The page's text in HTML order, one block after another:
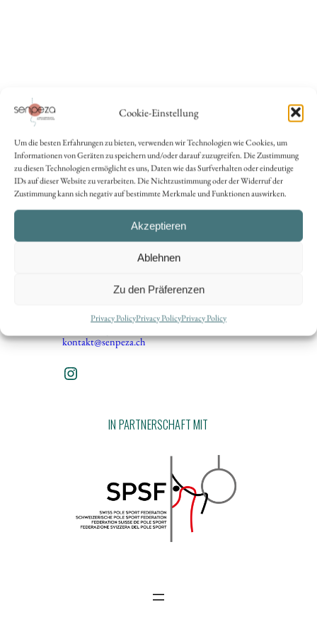
Cookie-Einstellung
Um die besten Erfahrungen zu bieten, verwenden wir Technologien wie Cookies, um
Informationen von Geräten zu speichern und/oder darauf zuzugreifen. Die Zustimmung
zu diesen Technologien ermöglicht es uns, Daten wie das Surfverhalten oder eindeutige
IDs auf dieser Website zu verarbeiten. Die Nichtzustimmung oder der Widerruf der
Zustimmung kann sich negativ auf bestimmte Merkmale und Funktionen auswirken.
Akzeptieren
Ablehnen
Zu den Präferenzen
Privacy PolicyPrivacy PolicyPrivacy Policy
SENPEZA SNC
Route de Chantemerle 44
kontakt@senpeza.ch
Instagram
IN PARTNERSCHAFT MIT